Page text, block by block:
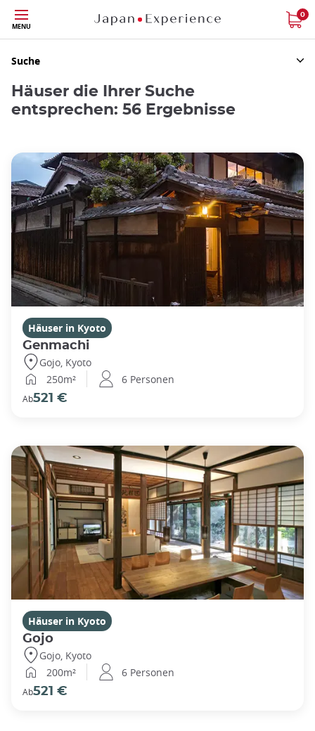
Größe
MENU
0
Suche
Häuser die Ihrer Suche
entsprechen: 56 Ergebnisse
Häuser in Kyoto
Genmachi
Gojo, Kyoto
250m²
6 Personen
Ab521 €
Häuser in Kyoto
Gojo
Gojo, Kyoto
200m²
6 Personen
Ab521 €